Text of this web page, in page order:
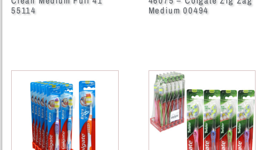
55114
Medium 00494
46117
Colgate
Clean
46120
Colgate
Tooth
Brush